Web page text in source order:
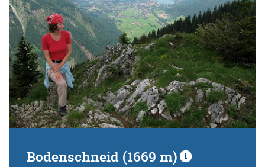
Bodenschneid (1669 m)